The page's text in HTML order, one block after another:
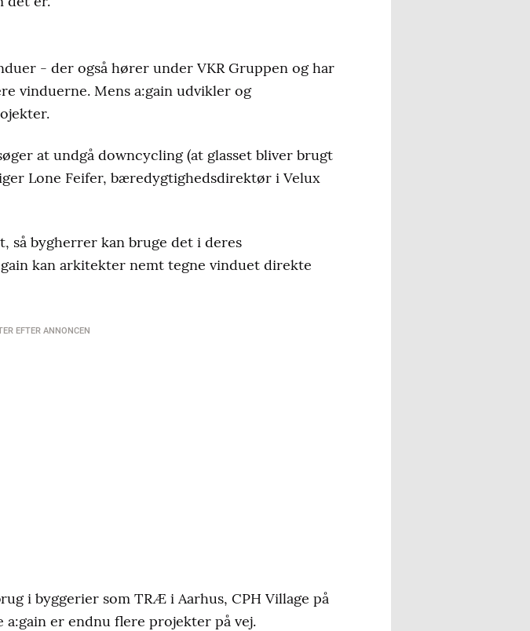
- der også hører under VKR Gruppen og har
vinduerne. Mens a:gain udvikler og
at undgå downcycling (at glasset bliver brugt
Lone Feifer, bæredygtighedsdirektør i Velux
bygherrer kan bruge det i deres
kan arkitekter nemt tegne vinduet direkte
EFTER ANNONCEN
i byggerier som TRÆ i Aarhus, CPH Village på
er endnu flere projekter på vej.